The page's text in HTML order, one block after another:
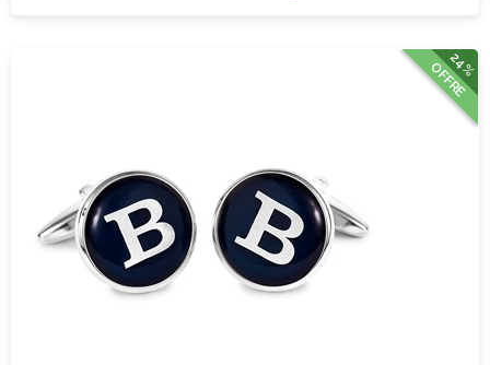
24%
OFFRE